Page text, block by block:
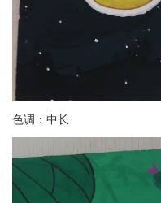
色调：中长